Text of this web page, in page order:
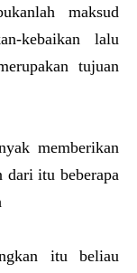
maksud
kebaikan lalu
tujuan
memberikan
dari itu beberapa